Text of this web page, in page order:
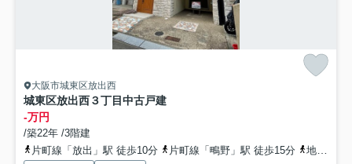
大阪市城東区放出西
城東区放出西３丁目中古戸建
-万円
/築22年 /3階建
片町線「放出」駅 徒歩10分
片町線「鴫野」駅 徒歩15分 地下鉄長堀鶴見緑地「今福鶴見」駅 徒歩18分